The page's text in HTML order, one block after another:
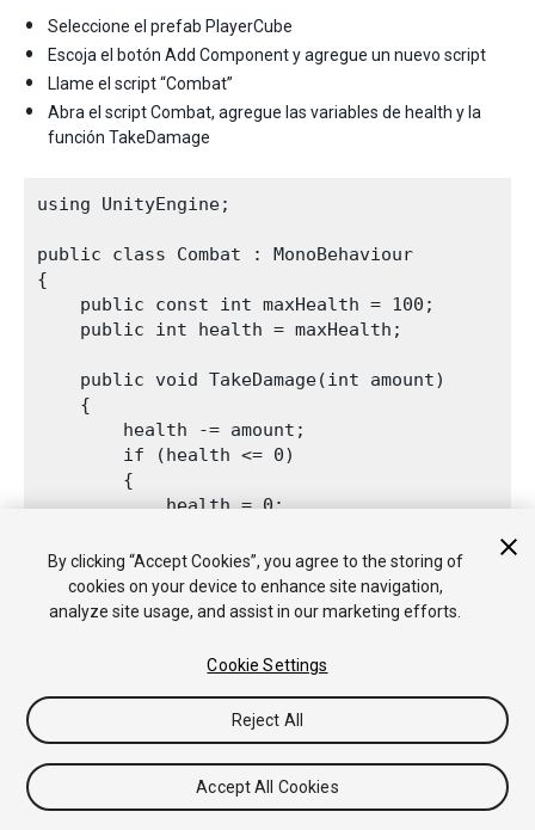
Seleccione el prefab PlayerCube
Escoja el botón Add Component y agregue un nuevo script
Llame el script “Combat”
Abra el script Combat, agregue las variables de health y la
función TakeDamage
using UnityEngine;
public class Combat : MonoBehaviour
{
    public const int maxHealth = 100;
    public int health = maxHealth;
    public void TakeDamage(int amount)
    {
        health -= amount;
        if (health <= 0)
        {
            health = 0;
        }
    }
El script bullet necesita ser actualizado para llamar la función
TakeDamage en un golpe. * Abra el script bullet * Agregue un
llamado a TakeDamage() del script Combat en la función que
using UnityEngine;
By clicking “Accept Cookies”, you agree to the storing of
cookies on your device to enhance site navigation,
analyze site usage, and assist in our marketing efforts.
Cookie Settings
Reject All
Accept All Cookies